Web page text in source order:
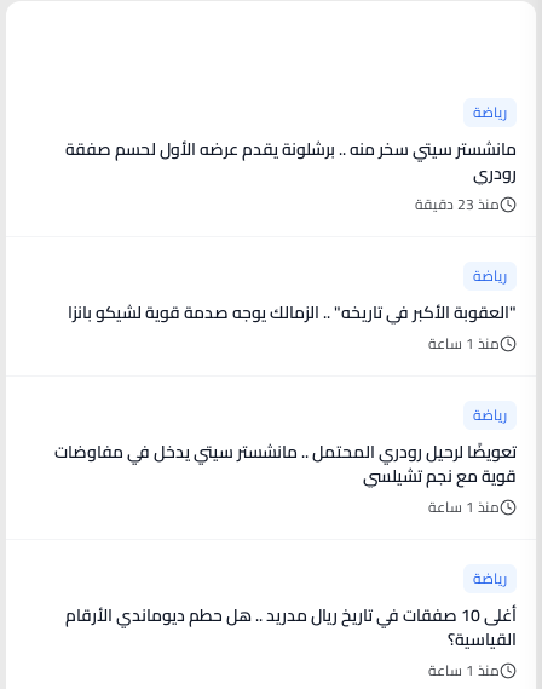
رياضة
مانشستر سيتي سخر منه .. برشلونة يقدم عرضه الأول لحسم صفقة
رودري
منذ 23 دقيقة
رياضة
"العقوبة الأكبر في تاريخه" .. الزمالك يوجه صدمة قوية لشيكو بانزا
منذ 1 ساعة
رياضة
تعويضًا لرحيل رودري المحتمل .. مانشستر سيتي يدخل في مفاوضات
قوية مع نجم تشيلسي
منذ 1 ساعة
رياضة
أغلى 10 صفقات في تاريخ ريال مدريد .. هل حطم ديوماندي الأرقام
القياسية؟
منذ 1 ساعة